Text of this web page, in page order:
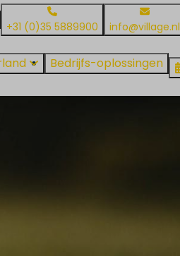
+31 (0)35 5889900 info@village.nl
Bedrijfs-oplossingen